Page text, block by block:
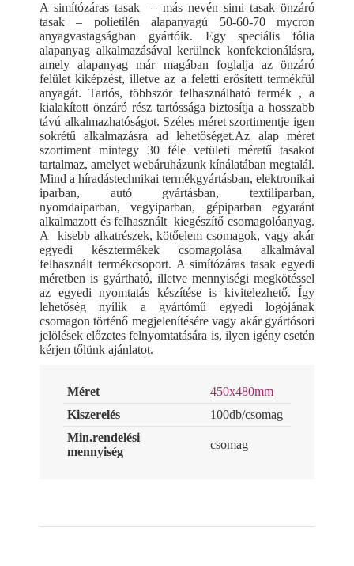
A simítózáras tasak – más nevén simi tasak önzáró
tasak – polietilén alapanyagú 50-60-70 mycron
anyagvastagságban gyártóik. Egy speciális fólia
alapanyag alkalmazásával kerülnek konfekcionálásra,
amely alapanyag már magában foglalja az önzáró
felület kiképzést, illetve az a feletti erősített termékfül
anyagát. Tartós, többször felhasználható termék , a
kialakított önzáró rész tartóssága biztosítja a hosszabb
távú alkalmazhatóságot. Széles méret szortimentje igen
sokrétű alkalmazásra ad lehetőséget.Az alap méret
szortiment mintegy 30 féle vetületi méretű tasakot
tartalmaz, amelyet webáruházunk kínálatában megtalál.
Mind a híradástechnikai termékgyártásban, elektronikai
iparban, autó gyártásban, textiliparban,
nyomdaiparban, vegyiparban, gépiparban egyaránt
alkalmazott és felhasznált kiegészítő csomagolóanyag.
A kisebb alkatrészek, kötőelem csomagok, vagy akár
egyedi késztermékek csomagolása alkalmával
felhasznált termékcsoport. A simítózáras tasak egyedi
méretben is gyártható, illetve mennyiségi megkötéssel
az egyedi nyomtatás készítése is kivitelezhető. Így
lehetőség nyílik a gyártómű egyedi logójának
csomagon történő megjelenítésére vagy akár gyártósori
jelölések előzetes felnyomtatására is, ilyen igény esetén
kérjen tőlünk ajánlatot.
Méret
450x480mm
Kiszerelés
100db/csomag
Min.rendelési
mennyiség
csomag